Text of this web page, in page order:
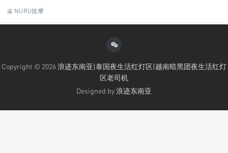
NURU按摩
Copyright © 2026浪迹东南亚|泰国夜生活红灯区|越南暗黑团夜生活红灯
区老司机
Designed by浪迹东南亚